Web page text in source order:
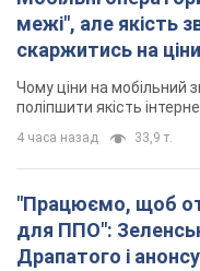
для ППО":
Драпатого і
українській армії
В окупованій Ялті
валить чорний
Місто, ймовірно,